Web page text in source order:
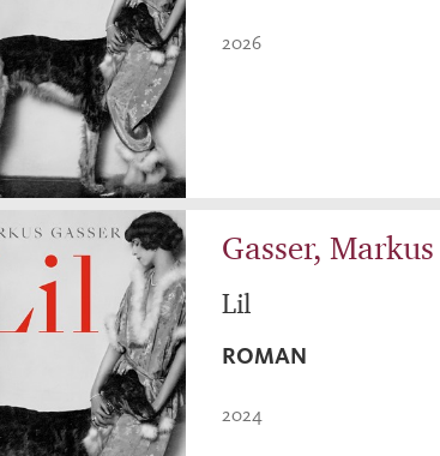
2026
Gasser, Markus
Lil
ROMAN
2024